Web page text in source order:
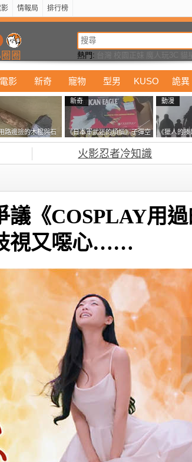
影 情報局 排行榜
圈 熱門:
電影 新奇 寵物 型男 KUSO 詭異
路邊撿的木棍與石
石斧》馬麻打開書
麼會有這種東
新奇
《日本軍武迷的煩惱》子彈空
盒在日本超級貴 美國網友直
接一大箱寄給他了
動漫
《獵人的揍
的這個剪影
火影忍者冷知識
議《COSPLAY用
視又噁心……
男 Kuso 科技 動漫